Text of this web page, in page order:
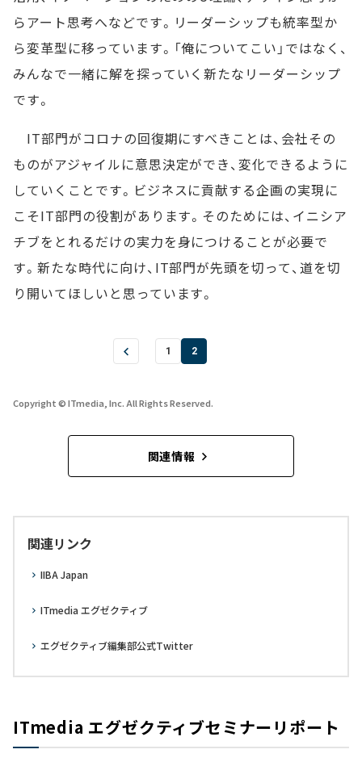
らアート思考へなどです。リーダーシップも統率型か
ら変革型に移っています。「俺についてこい」ではなく、
みんなで一緒に解を探っていく新たなリーダーシップ
です。
IT部門がコロナの回復期にすべきことは、会社その
ものがアジャイルに意思決定ができ、変化できるように
していくことです。ビジネスに貢献する企画の実現に
こそIT部門の役割があります。そのためには、イニシア
チブをとれるだけの実力を身につけることが必要で
す。新たな時代に向け、IT部門が先頭を切って、道を切
り開いてほしいと思っています。
1 2
Copyright © ITmedia, Inc. All Rights Reserved.
関連情報
関連リンク
IIBA Japan
ITmedia エグゼクティブ
エグゼクティブ編集部公式Twitter
ITmedia エグゼクティブセミナーリポート